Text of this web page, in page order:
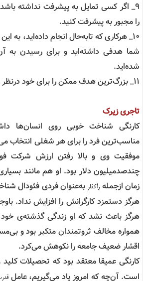
9_ اگر کسی تمایل به پیشرفت نداشته
را مجبور به پیشرفت کنید.
10_ هرکاری که تابه‌حال انجام داده‌اید، به
شما هدفی داشته‌اید و برای رسیدن به
شده‌اید.
11_ بزرگ‌ترین هدف ممکن را برای خود درنظر بگیرید.
تاجری زیرک
کارنگی شناخت خوبی روی انسان‌ها
مناسب‌ترین فرد را برای هر شغلی انتخاب
موفقیت وی و بالا رفتن ارزش شرکت
چندصدمیلیون دلار بود. او هم مانند
زمان ازجملهراکفلر به‌عنوان فردی فئودال
هرگز دستمزد کارگرانش را افزایش نداد.
هرگز باعث نشد که او زندگی گذشته‌ی خود
همواره مخالف ثروتمندان متکبر بود و
اقشار ضعیف جامعه را نکوهش می‌کرد.
کارنگی عمیقا معتقد بود که تحصیلات کلید
است. آن‌چه که امروز یاد می‌گیریم، عامل